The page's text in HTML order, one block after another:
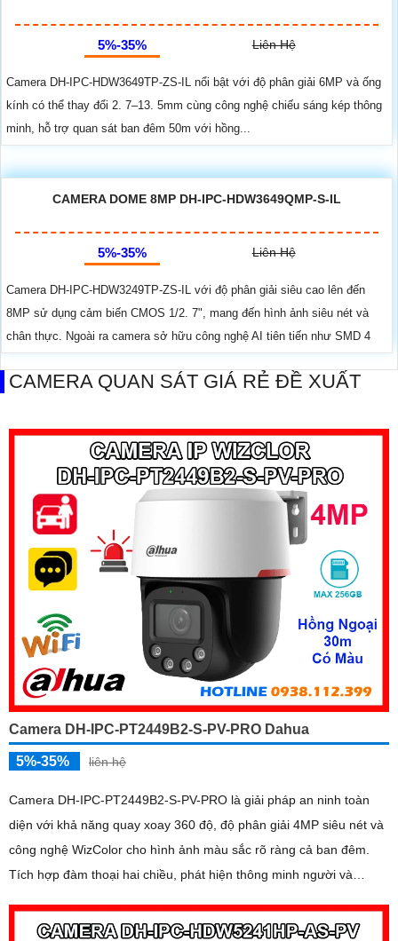
5%-35% Liên Hệ
Camera DH-IPC-HDW3649TP-ZS-IL nổi bật với độ phân giải 6MP và ống
kính có thể thay đổi 2. 7–13. 5mm cùng công nghệ chiếu sáng kép thông
minh, hỗ trợ quan sát ban đêm 50m với hồng...
CAMERA DOME 8MP DH-IPC-HDW3649QMP-S-IL
5%-35% Liên Hệ
Camera DH-IPC-HDW3249TP-ZS-IL với độ phân giải siêu cao lên đến
8MP sử dụng cảm biến CMOS 1/2. 7", mang đến hình ảnh siêu nét và
chân thực. Ngoài ra camera sở hữu công nghệ AI tiên tiến như SMD 4
CAMERA QUAN SÁT GIÁ RẺ ĐỀ XUẤT
Camera DH-IPC-PT2449B2-S-PV-PRO Dahua
5%-35% liên hệ
Camera DH-IPC-PT2449B2-S-PV-PRO là giải pháp an ninh toàn
diện với khả năng quay xoay 360 độ, độ phân giải 4MP siêu nét và
công nghệ WizColor cho hình ảnh màu sắc rõ ràng cả ban đêm.
Tích hợp đàm thoại hai chiều, phát hiện thông minh người và